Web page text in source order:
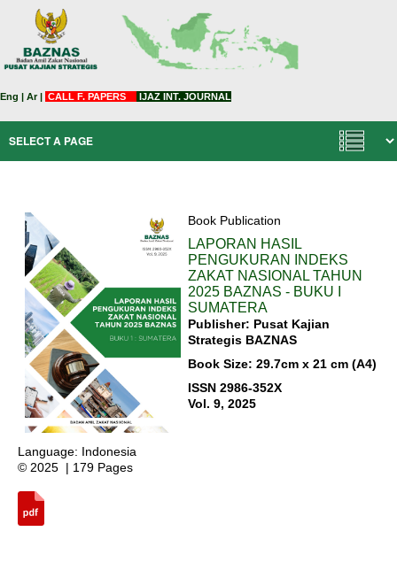
Eng | Ar| CALL F. PAPERS IJAZ INT. JOURNAL
Book Publication
LAPORAN HASIL
PENGUKURAN INDEKS
ZAKAT NASIONAL TAHUN
2025 BAZNAS - BUKU I
SUMATERA
Publisher: Pusat Kajian
Strategis BAZNAS
Book Size: 29.7cm x 21 cm (A4)
ISSN 2986-352X
Vol. 9, 2025
Language: Indonesia
© 2025 | 179 Pages